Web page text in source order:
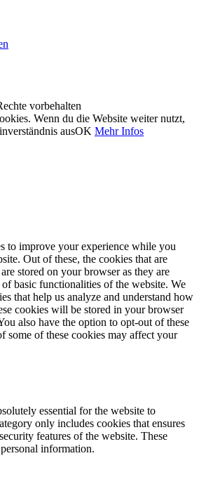
vorbehalten
Wenn du die Website weiter nutzt,
ausOK Mehr Infos
to improve your experience while you
Out of these, the cookies that are
stored on your browser as they are
basic functionalities of the website. We
that help us analyze and understand how
cookies will be stored in your browser
also have the option to opt-out of these
some of these cookies may affect your
essential for the website to
only includes cookies that ensures
features of the website. These
information.